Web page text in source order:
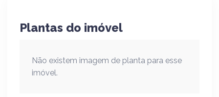
Plantas do imóvel
Não existem imagem de planta para esse
imóvel.